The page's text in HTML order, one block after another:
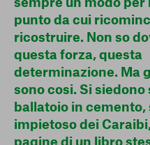
punto da cui
ricostruire. Non so
questa forza, questa
determinazione. Ma
sono cosi. Si siedono
ballatoio in cemento,
impietoso dei
pagine di un libro